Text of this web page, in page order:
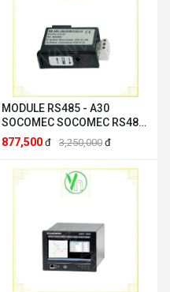
MODULE RS485 - A30
SOCOMEC SOCOMEC RS485
- A30
877,500 đ 3,250,000 đ